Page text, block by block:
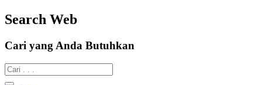
Search Web
Cari yang Anda Butuhkan